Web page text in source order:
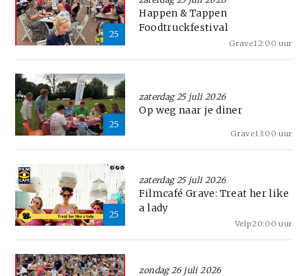
25
Happen & Tappen
Foodtruckfestival
12:00 uur
Grave
25
zaterdag 25 juli 2026
Op weg naar je diner
13:00 uur
Grave
25
zaterdag 25 juli 2026
Filmcafé Grave: Treat her like
a lady
20:00 uur
Velp
zondag 26 juli 2026